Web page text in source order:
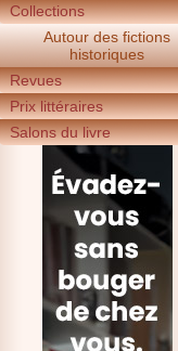
Collections
Autour des fictions
historiques
Revues
Prix littéraires
Salons du livre